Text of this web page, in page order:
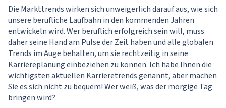
Die Markttrends wirken sich unweigerlich darauf aus, wie sich
unsere berufliche Laufbahn in den kommenden Jahren
entwickeln wird. Wer beruflich erfolgreich sein will, muss
daher seine Hand am Pulse der Zeit haben und alle globalen
Trends im Auge behalten, um sie rechtzeitig in seine
Karriereplanung einbeziehen zu können. Ich habe Ihnen die
wichtigsten aktuellen Karrieretrends genannt, aber machen
Sie es sich nicht zu bequem! Wer weiß, was der morgige Tag
bringen wird?